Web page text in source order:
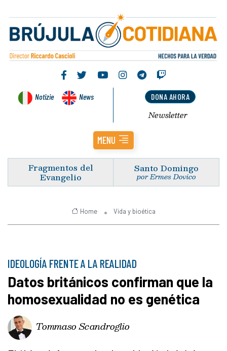
Notizie News DONA AHORA
Newsletter
MENU
Fragmentos del
Evangelio
Santo Domingo
por Ermes Dovico
Home Vida y bioética
IDEOLOGÍA FRENTE A LA REALIDAD
Datos británicos confirman que la
homosexualidad no es genética
Tommaso Scandroglio